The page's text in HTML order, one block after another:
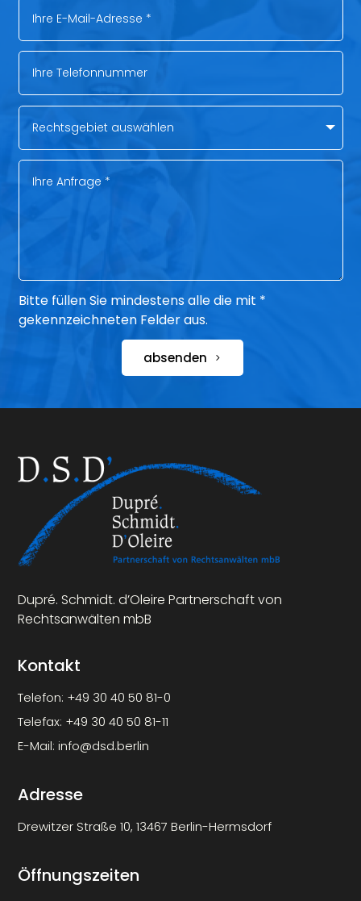
Bitte füllen Sie mindestens alle die mit *
gekennzeichneten Felder aus.
absenden
Dupré. Schmidt. d’Oleire Partnerschaft von
Rechtsanwälten mbB
Kontakt
Telefon: +49 30 40 50 81-0
Telefax: +49 30 40 50 81-11
E-Mail:info@dsd.berlin
Adresse
Drewitzer Straße 10, 13467 Berlin-Hermsdorf
Öffnungszeiten